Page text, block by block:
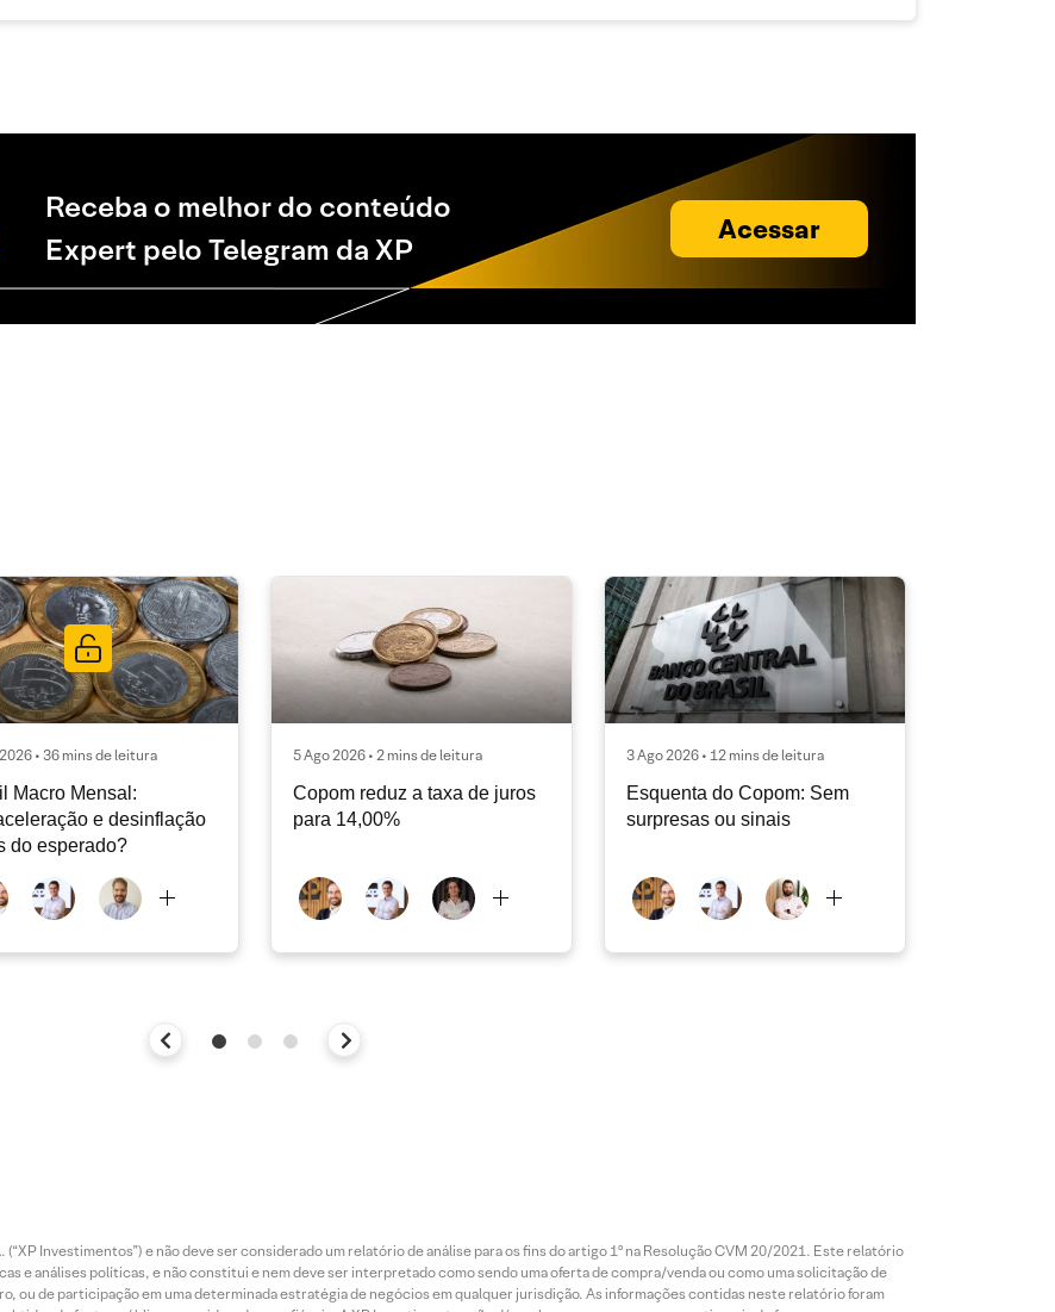
Receba o melhor do conteúdo
Expert pelo Telegram da XP
Acessar
• 36 mins de leitura
Macro Mensal:
e desinflação
do esperado?
5 Ago 2026 • 2 mins de leitura
Copom reduz a taxa de juros
para 14,00%
3 Ago 2026 • 12 mins de leitura
Esquenta do Copom: Sem
surpresas ou sinais
Investimentos”) e não deve ser considerado um relatório de análise para os fins do artigo 1º na Resolução CVM 20/2021. Este relatório
e análises políticas, e não constitui e nem deve ser interpretado como sendo uma oferta de compra/venda ou como uma solicitação de
ou de participação em uma determinada estratégia de negócios em qualquer jurisdição. As informações contidas neste relatório foram